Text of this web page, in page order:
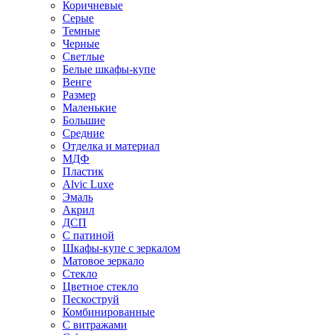
Коричневые
Серые
Темные
Черные
Светлые
Белые шкафы-купе
Венге
Размер
Маленькие
Большие
Средние
Отделка и материал
МДФ
Пластик
Alvic Luxe
Эмаль
Акрил
ДСП
С патиной
Шкафы-купе с зеркалом
Матовое зеркало
Стекло
Цветное стекло
Пескоструй
Комбинированные
С витражами